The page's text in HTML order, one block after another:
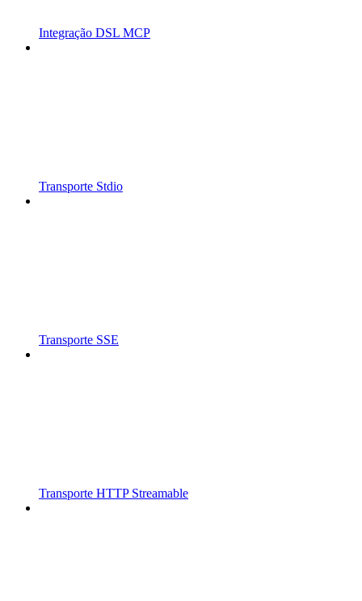
Integração DSL MCP
Transporte Stdio
Transporte SSE
Transporte HTTP Streamable